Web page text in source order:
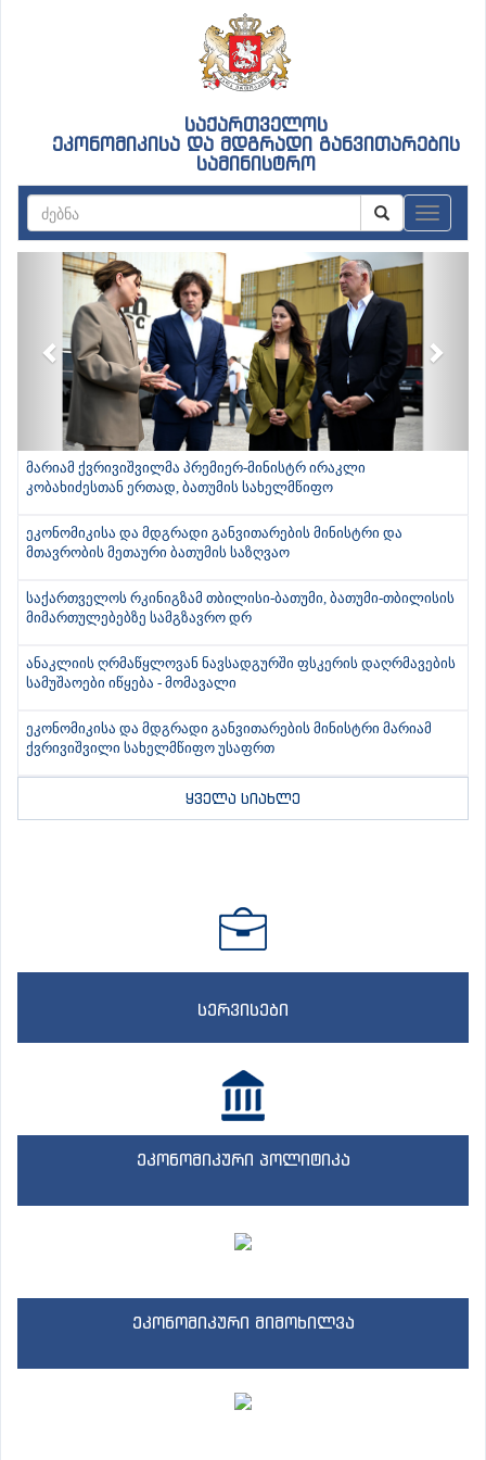
საქართველოს
ეკონომიკისა და მდგრადი განვითარების
სამინისტრო
Previous
მარიამ ქვრივიშვილმა პრემიერ-მინისტრ ირაკლი
კობახიძესთან ერთად, ბათუმის სახელმწიფო
ეკონომიკისა და მდგრადი განვითარების მინისტრი და
მთავრობის მეთაური ბათუმის საზღვაო
საქართველოს რკინიგზამ თბილისი-ბათუმი, ბათუმი-თბილისის
მიმართულებებზე სამგზავრო დრ
ანაკლიის ღრმაწყლოვან ნავსადგურში ფსკერის დაღრმავების
სამუშაოები იწყება - მომავალი
ეკონომიკისა და მდგრადი განვითარების მინისტრი მარიამ
ქვრივიშვილი სახელმწიფო უსაფრთ
ყველა სიახლე
სერვისები
ეკონომიკური პოლიტიკა
ეკონომიკური მიმოხილვა